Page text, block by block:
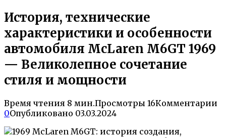
История, технические
характеристики и особенности
автомобиля McLaren M6GT 1969
— Великолепное сочетание
стиля и мощности
Время чтения 8 мин.Просмотры 16Комментарии
0Опубликовано 03.03.2024